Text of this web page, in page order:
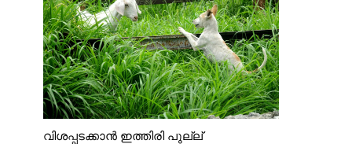
വിശപ്പടക്കാൻ ഇത്തിരി പുല്ല്